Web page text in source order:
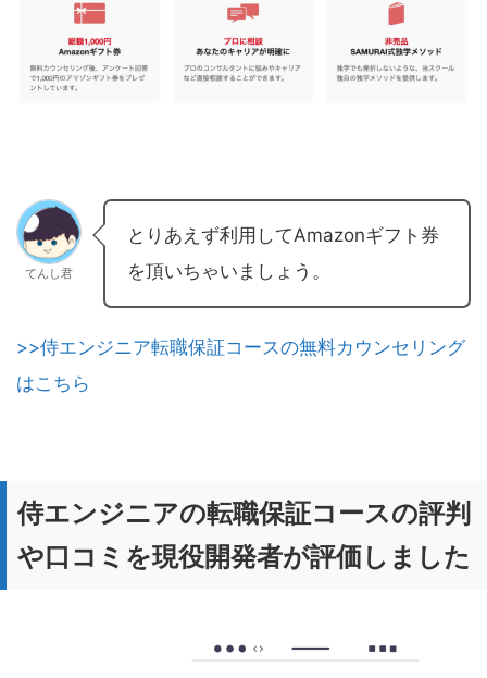
てんし君
とりあえず利用してAmazonギフト券
を頂いちゃいましょう。
>>侍エンジニア転職保証コースの無料カウンセリング
はこちら
侍エンジニアの転職保証コースの評判
や口コミを現役開発者が評価しました